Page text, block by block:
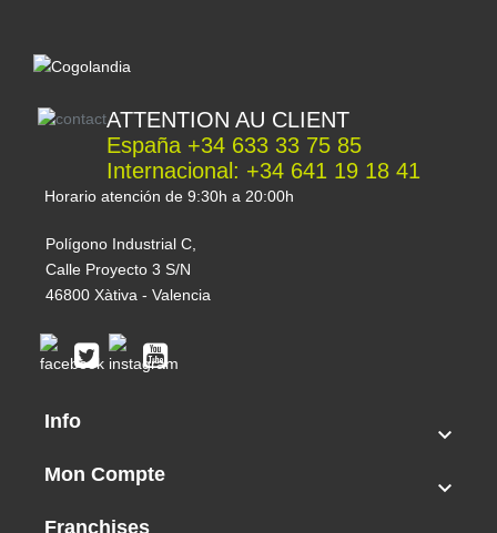
ATTENTION AU CLIENT
España +34 633 33 75 85
Internacional: +34 641 19 18 41
Horario atención de 9:30h a 20:00h
Polígono Industrial C,
Calle Proyecto 3 S/N
46800 Xàtiva - Valencia
Info

Mon Compte

Franchises